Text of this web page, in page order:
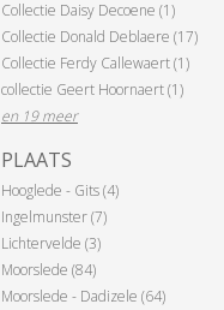
Collectie Daisy Decoene (1)
Collectie Donald Deblaere (17)
Collectie Ferdy Callewaert (1)
collectie Geert Hoornaert (1)
en 19 meer
PLAATS
Hooglede - Gits (4)
Ingelmunster (7)
Lichtervelde (3)
Moorslede (84)
Moorslede - Dadizele (64)